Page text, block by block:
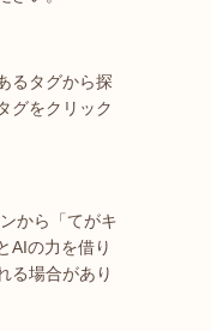
るタグから探
グをクリック
から「てがキ
AIの力を借り
る場合があり